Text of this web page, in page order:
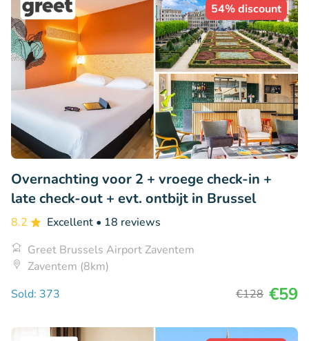
54% discount
Overnachting voor 2 + vroege check-in +
late check-out + evt. ontbijt in Brussel
8.2 Excellent • 18 reviews
Greet Brussels Airport Zaventem
Zaventem (8km)
Sold: 373
€128 €59